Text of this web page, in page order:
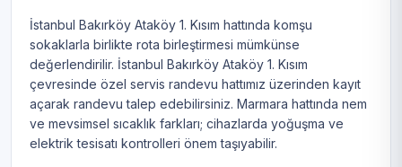
İstanbul Bakırköy Ataköy 1. Kısım hattında komşu
sokaklarla birlikte rota birleştirmesi mümkünse
değerlendirilir. İstanbul Bakırköy Ataköy 1. Kısım
çevresinde özel servis randevu hattımız üzerinden kayıt
açarak randevu talep edebilirsiniz. Marmara hattında nem
ve mevsimsel sıcaklık farkları; cihazlarda yoğuşma ve
elektrik tesisatı kontrolleri önem taşıyabilir.